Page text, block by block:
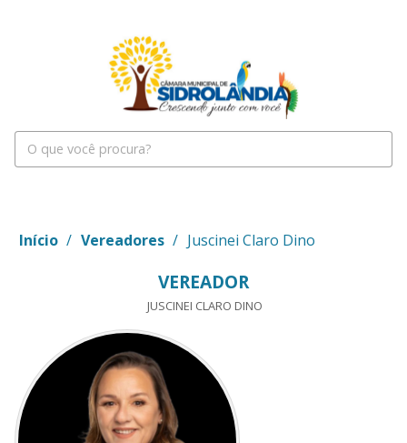
Início / Vereadores / Juscinei Claro Dino
VEREADOR
JUSCINEI CLARO DINO